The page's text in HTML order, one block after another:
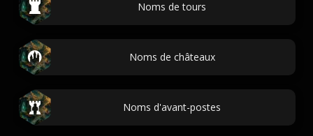
Noms de tours
Noms de châteaux
Noms d'avant-postes